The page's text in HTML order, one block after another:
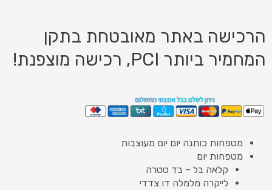
הרכישה באתר מאובטחת בתקן
המחמיר ביותר PCI, רכישה מוצפנת!
מטפחות כותנה יום יום מעוצבות
מטפחות יום
קלאה בל – בד טטרה
לייקרה מלמלה דו צדדי